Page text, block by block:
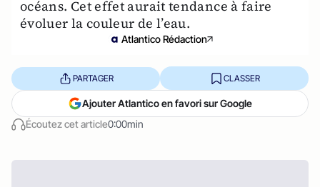
océans. Cet effet aurait tendance à faire
évoluer la couleur de l’eau.
Atlantico Rédaction
Écoutez cet article0:00min
PARTAGER CLASSER
Ajouter Atlantico en favori sur Google